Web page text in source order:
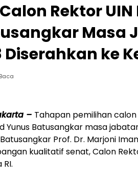
Rektor
Masa
Diserahkan ke
– Tahapan pemilihan
Yunus Batusangkar masa
Prof. Dr. Marjoni
kualitatif senat, Calon